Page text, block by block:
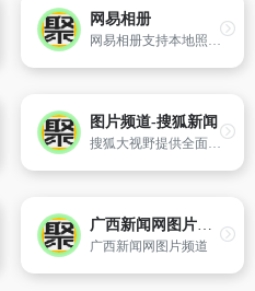
网易相册
网易相册支持本地照片上传、批量快速上传和客户端快速上传,提供在线网络相册的稳定储存、VIP相册空间图片外链、摄影分享展示等服务。
图片频道-搜狐新闻
搜狐大视野提供全面权威优质的图片资讯。精品栏目：国内图片,社会图片,国际图片,军事图片,视觉联盟,图片专题,图片故事
广西新闻网图片频道
广西新闻网图片频道